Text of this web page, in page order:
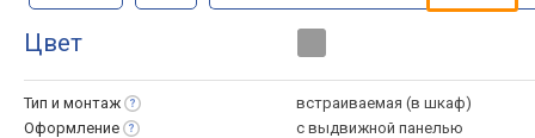
Цвет
Тип и монтаж
встраиваемая (в шкаф)
Оформление
с выдвижной панелью